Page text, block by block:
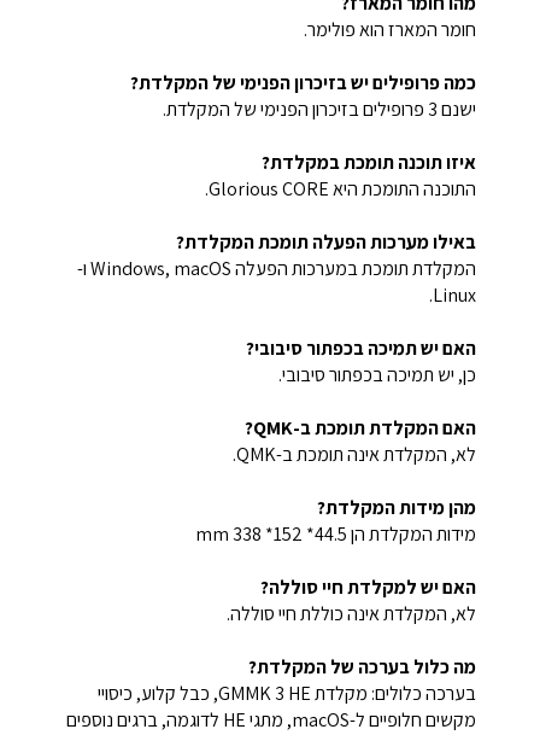
חומר המארז הוא פולימר.
כמה פרופילים יש בזיכרון הפנימי של המקלדת?
ישנם 3 פרופילים בזיכרון הפנימי של המקלדת.
איזו תוכנה תומכת במקלדת?
התוכנה התומכת היא Glorious CORE.
באילו מערכות הפעלה תומכת המקלדת?
המקלדת תומכת במערכות הפעלה Windows, macOS ו-
Linux.
האם יש תמיכה בכפתור סיבובי?
כן, יש תמיכה בכפתור סיבובי.
האם המקלדת תומכת ב-QMK?
לא, המקלדת אינה תומכת ב-QMK.
מהן מידות המקלדת?
מידות המקלדת הן mm 338 *152 *44.5
האם יש למקלדת חיי סוללה?
לא, המקלדת אינה כוללת חיי סוללה.
מה כלול בערכה של המקלדת?
בערכה כלולים: מקלדת GMMK 3 HE, כבל קלוע, כיסויי
מקשים חלופיים ל-macOS, מתגי HE לדוגמה, ברגים נוספים